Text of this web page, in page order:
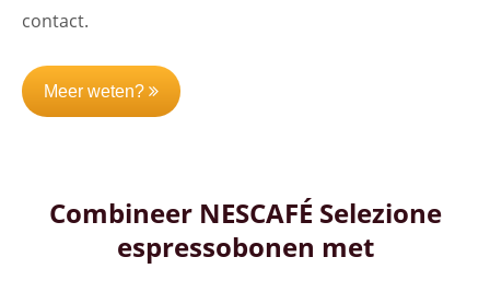
contact.
Meer weten?
Combineer NESCAFÉ Selezione
espressobonen met